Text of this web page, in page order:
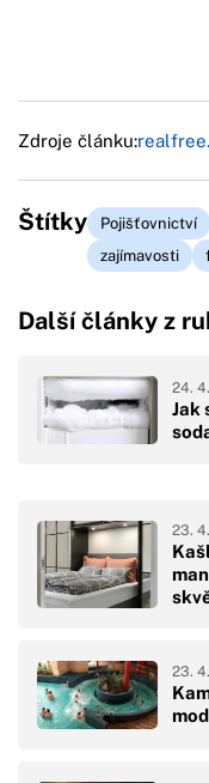
Zdroje článku:
Štítky Pojišťovnictví
zajímavosti
Další články z
Jak
24.
23.
23.